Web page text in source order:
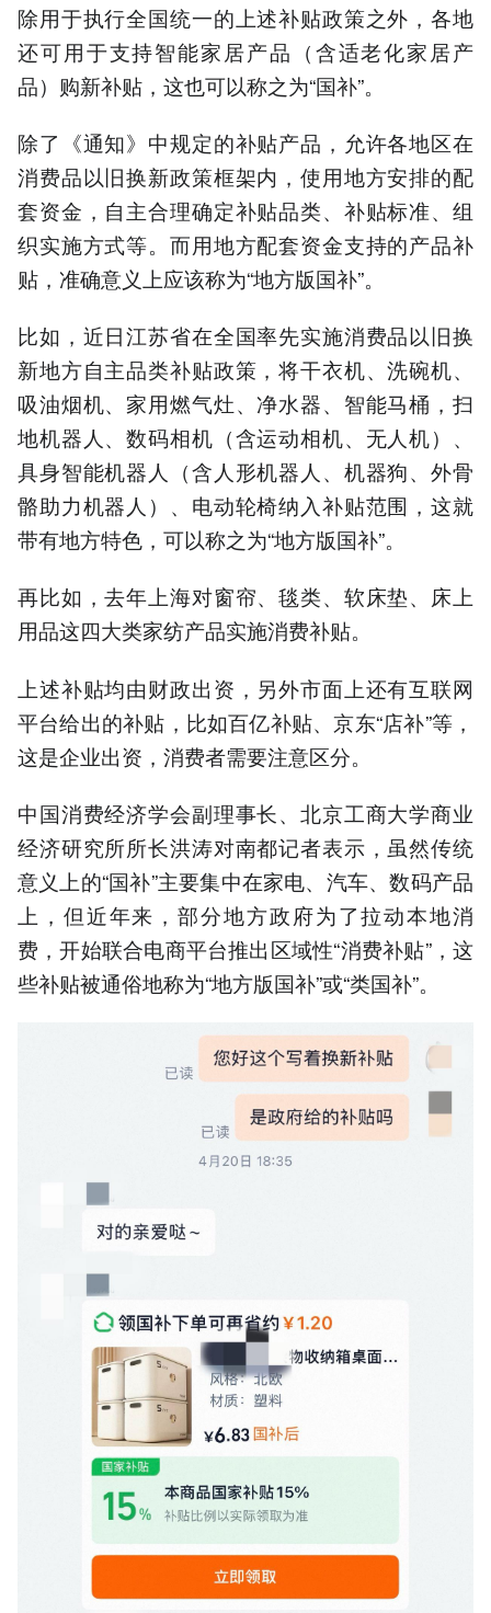
除用于执行全国统一的上述补贴政策之外，各地
还可用于支持智能家居产品（含适老化家居产
品）购新补贴，这也可以称之为“国补”。
除了《通知》中规定的补贴产品，允许各地区在
消费品以旧换新政策框架内，使用地方安排的配
套资金，自主合理确定补贴品类、补贴标准、组
织实施方式等。而用地方配套资金支持的产品补
贴，准确意义上应该称为“地方版国补”。
比如，近日江苏省在全国率先实施消费品以旧换
新地方自主品类补贴政策，将干衣机、洗碗机、
吸油烟机、家用燃气灶、净水器、智能马桶，扫
地机器人、数码相机（含运动相机、无人机）、
具身智能机器人（含人形机器人、机器狗、外骨
骼助力机器人）、电动轮椅纳入补贴范围，这就
带有地方特色，可以称之为“地方版国补”。
再比如，去年上海对窗帘、毯类、软床垫、床上
用品这四大类家纺产品实施消费补贴。
上述补贴均由财政出资，另外市面上还有互联网
平台给出的补贴，比如百亿补贴、京东“店补”等，
这是企业出资，消费者需要注意区分。
中国消费经济学会副理事长、北京工商大学商业
经济研究所所长洪涛对南都记者表示，虽然传统
意义上的“国补”主要集中在家电、汽车、数码产品
上，但近年来，部分地方政府为了拉动本地消
费，开始联合电商平台推出区域性“消费补贴”，这
些补贴被通俗地称为“‌地方版国补‌”或“‌类国补‌”。